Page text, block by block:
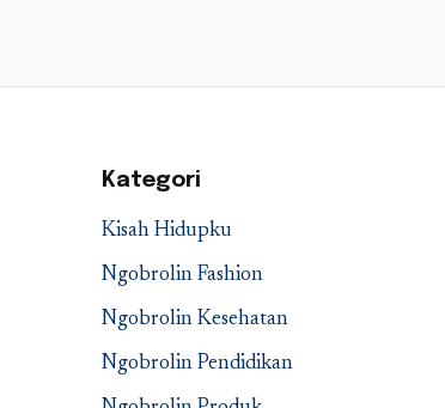
Kategori
Kisah Hidupku
Ngobrolin Fashion
Ngobrolin Kesehatan
Ngobrolin Pendidikan